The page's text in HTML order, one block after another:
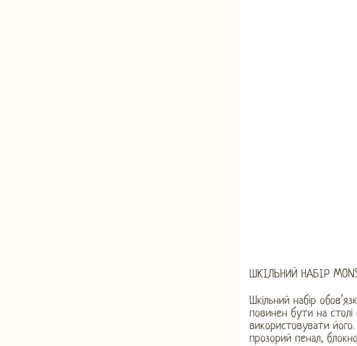
ШКІЛЬНИЙ НАБІР
Шкільний набір
повинен бути на
використовувати
прозорий пенал,